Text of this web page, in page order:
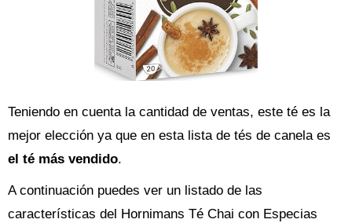
Teniendo en cuenta la cantidad de ventas, este té es la
mejor elección ya que en esta lista de tés de canela es
el té más vendido.
A continuación puedes ver un listado de las
características del Hornimans Té Chai con Especias